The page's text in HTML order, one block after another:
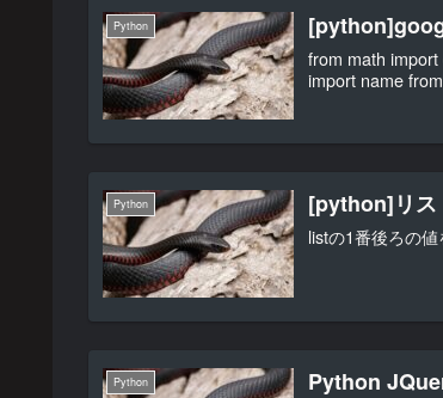
Python
from math
import name
Python [python]リス
listの1番後ろの
Python Python